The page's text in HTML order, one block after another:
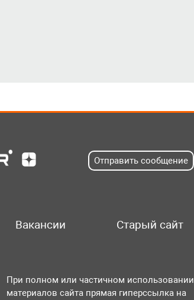
Отправить сообщение
Вакансии Старый сайт
При полном или частичном использовании
материалов сайта прямая гиперссылка на